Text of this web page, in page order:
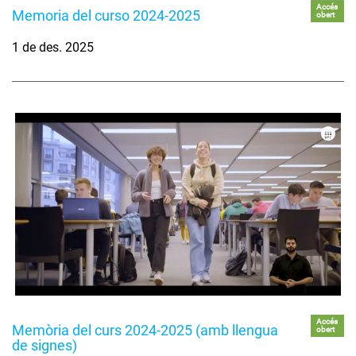
Memoria del curso 2024-2025
Accés
obert
1 de des. 2025
Memòria del curs 2024-2025 (amb llengua
de signes)
Accés
obert